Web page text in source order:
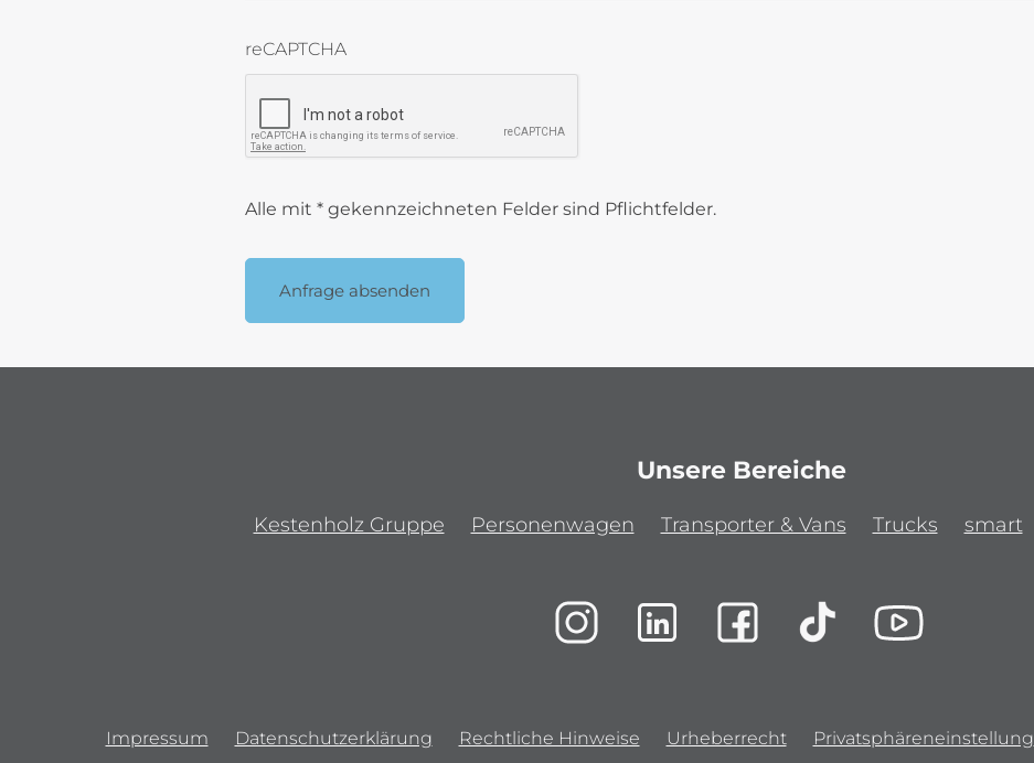
nIc0Ftoj4K5ENCDgm
reCAPTCHA
Alle mit * gekennzeichneten Felder sind Pflichtfelder.
Anfrage absenden
Unsere Bereiche
Kestenholz Gruppe Personenwagen Transporter & Vans Trucks smart
Impressum Datenschutzerklärung Rechtliche Hinweise Urheberrecht Privatsphäreneinstellung